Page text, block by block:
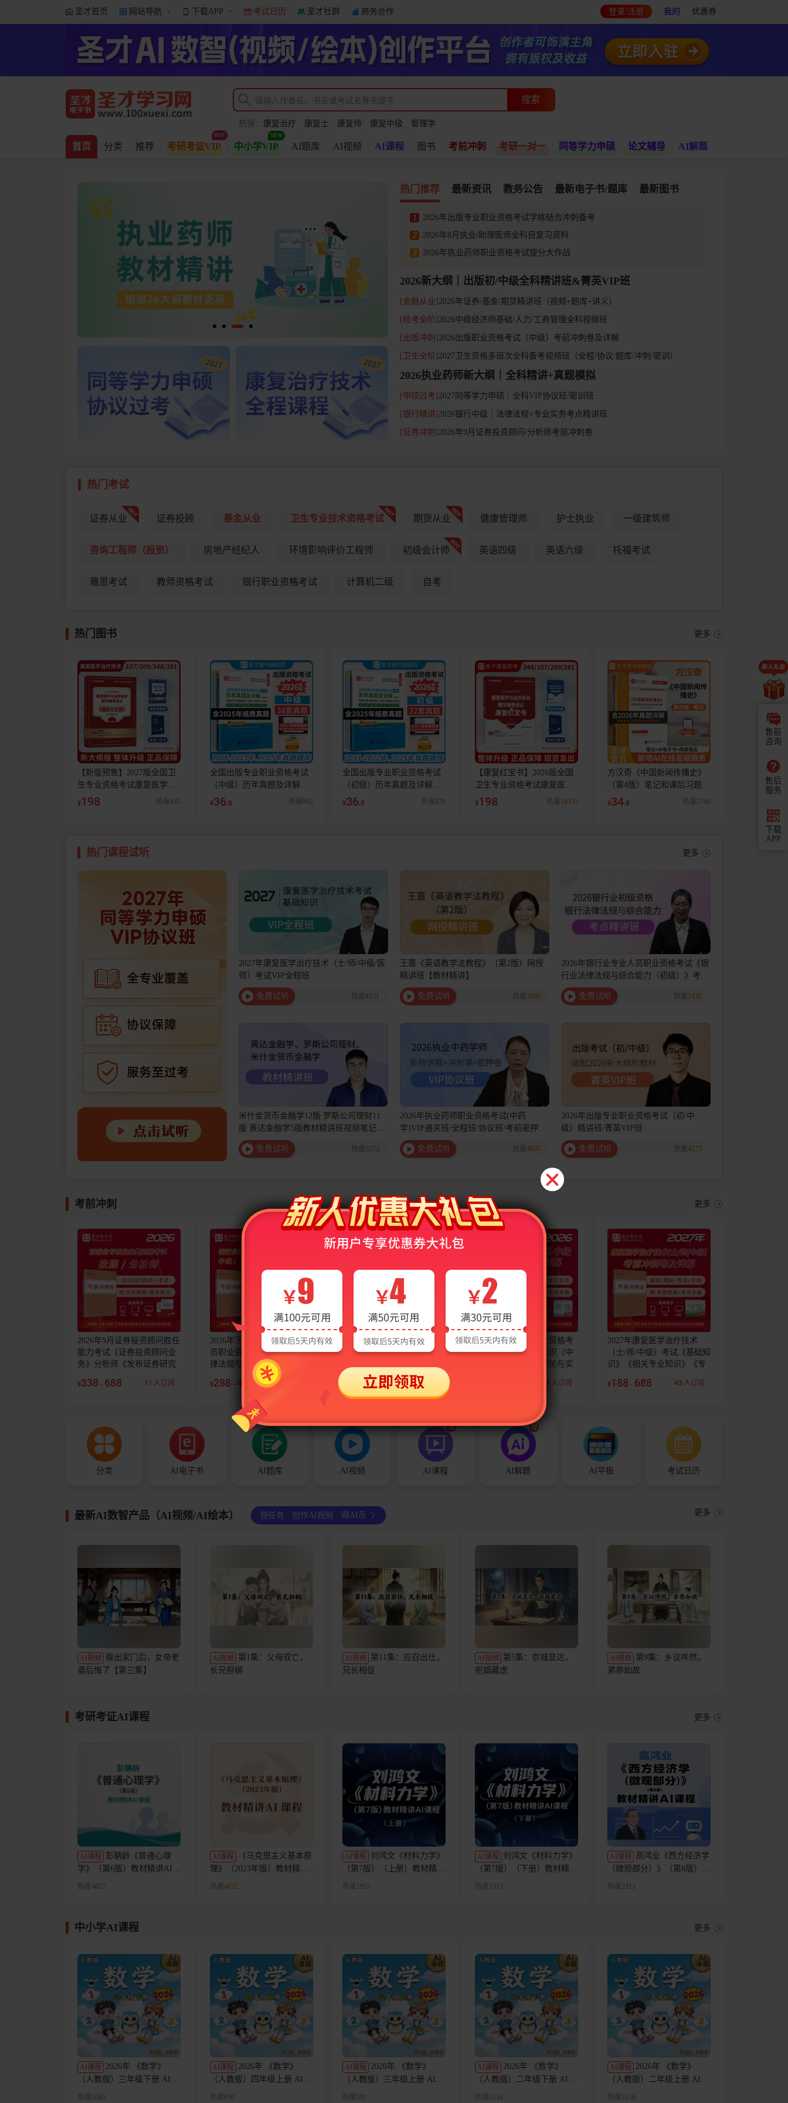
圣才首页 网站导航 下载APP 考试日历 圣才社群 商务合作 登录/注册 我的 优惠券
搜索
热搜： 康复治疗 康复士 康复师 康复中级 管理学
首页 分类 推荐 考研考证VIP 中小学VIP AI题库 AI视频 AI课程 图书 考前冲刺 考研一对一 同等学力申硕 论文辅导 AI解题
热门推荐 最新资讯 教务公告 最新电子书/题库 最新图书
2026年出版专业职业资格考试学练结合冲刺备考
2026年8月执业/助理医师全科目复习资料
2026年执业药师职业资格考试提分大作战
2026新大纲｜出版初/中级全科精讲班&菁英VIP班
[金融从业] 2026年证券/基金/期货精讲班（视频+题库+讲义）
[经考全阶] 2026中级经济师基础/人力/工商管理全科视频班
[出版冲刺] 2026出版职业资格考试（中级）考前冲刺卷及详解
[卫生全阶] 2027卫生资格多班次全科备考视频班（全程/协议/题库/冲刺/密训）
2026执业药师新大纲｜全科精讲+真题模拟
[申硕过考] 2027同等学力申硕｜全科VIP协议班/密训班
[银行精讲] 2026银行中级｜法律法规+专业实务考点精讲班
[证券冲刺] 2026年9月证券投资顾问/分析师考前冲刺卷
热门考试
证券从业 证券投顾 基金从业 卫生专业技术资格考试 期货从业 健康管理师 护士执业 一级建筑师
咨询工程师（投资） 房地产经纪人 环境影响评价工程师 初级会计师 英语四级 英语六级 托福考试
雅思考试 教师资格考试 银行职业资格考试 计算机二级 自考
热门图书 更多
【新版预售】2027版全国卫
生专业资格考试康复医学与
治疗技术华励红宝书+蓝题集
¥198 热度 445
全国出版专业职业资格考试
（中级）历年真题及详解
（第8版）【出版专业基础知
¥36.8 热度 862
全国出版专业职业资格考试
（初级）历年真题及详解
（第8版）【出版专业基础知
¥36.8 热度 826
【康复红宝书】2026版全国
卫生专业资格考试康复医学
与治疗技术华励红宝书+蓝题
¥198 热度 18335
方汉奇《中国新闻传播史》
（第4版）笔记和课后习题
（含考研真题）详解
¥34.8 热度 2760
热门课程试听 更多
2027年康复医学治疗技术（士/师/中级/医
师）考试VIP全程班
免费试听 热度 4131
王蔷《英语教学法教程》（第2版）网授
精讲班【教材精讲】
免费试听 热度 3846
2026年银行业专业人员职业资格考试《银
行业法律法规与综合能力（初级）》考点
精讲班
免费试听
热度 2432
米什金货币金融学12版 罗斯公司理财11
版 黄达金融学5版教材精讲班视频笔记题
库套餐
免费试听
热度 3272
2026年执业药师职业资格考试(中药
学)VIP通关班/全程班/协议班/考前密押救
命班
免费试听
热度 4837
2026年出版专业职业资格考试（初/中
级）精讲班/菁英VIP班
免费试听 热度 4175
考前冲刺 更多
2026年9月证券投资顾问胜任
能力考试《证券投资顾问业
务》分析师《发布证券研究
解2套
¥338 - 688 11 人订阅
2026年下半年银行业专业人
员职业资格考试《银行业法
律法规与综合能力（中
级）》《银行管理（中
级）》考前冲刺卷及详解2套
¥288 - 488 92
2026年出版专业职业资格考
试（初/中级）基础知识理论
考指导+教材精讲直播+习题
精析+真题解析+法规+时
政）
- 1380 热度
2026年出版专业职业资格考
试《出版专业基础知识（中
级）》《出版专业理论与实
7 人订阅
2027年康复医学治疗技术
（士/师/中级）考试《基础知
识》《相关专业知识》《专
考前冲刺卷及详解
¥188 - 688 43 人订阅
分类 AI电子书 AI题库 AI视频
爆
AI课程
爆
AI解题 AI平板 考试日历
最新AI数智产品（AI视频/AI绘本） 领任务 · 创作AI视频 · 得AI币 更多
AI视频
叛出家门后，女帝老
婆后悔了【第三集】
AI视频
第1集：父母双亡，
长兄担纲
AI视频
第11集：应召出仕，
兄长相促
AI视频
第5集：京城显达，
拒婚藏虑
AI视频
第9集：乡议哗然，
弟恭如故
考研考证AI课程 更多
AI课程
彭聃龄《普通心理
学》（第6版）教材精讲AI课
热度 4812
AI课程
《马克思主义基本原
理》（2023年版）教材精讲
AI课程
热度 4632
AI课程
刘鸿文《材料力学》
（第7版）（上册）教材精讲
AI课程
热度 1953
AI课程
刘鸿文《材料力学》
（第7版）（下册）教材精讲
AI课程
热度 1313
AI课程
高鸿业《西方经济学
（微观部分）》（第8版）教
材精讲AI课程
热度 2313
中小学AI课程 更多
AI课程
2026年 《数学》
（人教版）三年级下册 AI课
热度 1065
AI课程
2026年 《数学》
（人教版）四年级上册 AI课
热度 950
AI课程
2026年 《数学》
（人教版）三年级上册 AI课
热度 991
AI课程
2026年 《数学》
（人教版）二年级下册 AI课
热度 1154
AI课程
2026年 《数学》
（人教版）二年级上册 AI课
热度 1116
售前
咨询
售后
服务
下载
APP